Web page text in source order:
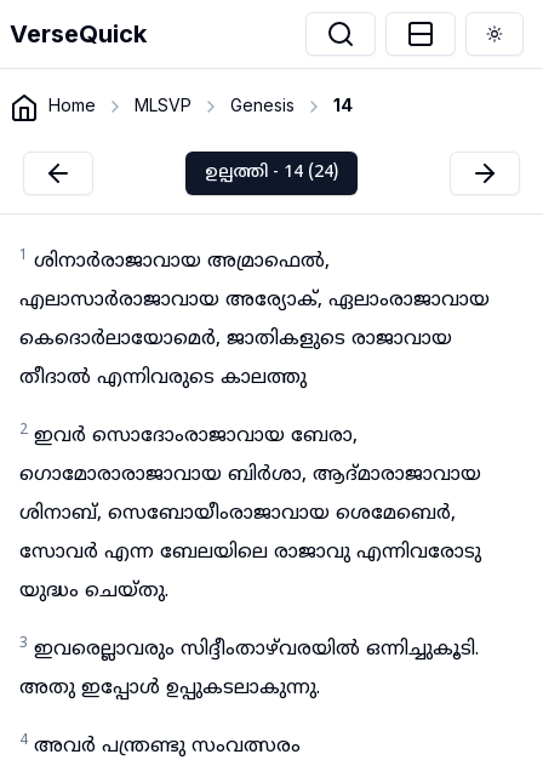
VerseQuick
Home MLSVP Genesis 14
ഉല്പത്തി - 14 (24)
1 ശിനാർരാജാവായ അമ്രാഫെൽ,
എലാസാർരാജാവായ അര്യോക്, ഏലാംരാജാവായ
കെദൊർലായോമെർ, ജാതികളുടെ രാജാവായ
തീദാൽ എന്നിവരുടെ കാലത്തു
2 ഇവർ സൊദോംരാജാവായ ബേരാ,
ഗൊമോരാരാജാവായ ബിർശാ, ആദ്മാരാജാവായ
ശിനാബ്, സെബോയീംരാജാവായ ശെമേബെർ,
സോവർ എന്ന ബേലയിലെ രാജാവു എന്നിവരോടു
യുദ്ധം ചെയ്തു.
3 ഇവരെല്ലാവരും സിദ്ദീംതാഴ്‌വരയിൽ ഒന്നിച്ചുകൂടി.
അതു ഇപ്പോൾ ഉപ്പുകടലാകുന്നു.
4 അവർ പന്ത്രണ്ടു സംവത്സരം